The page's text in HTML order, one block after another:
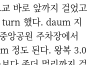
바로 앞까지 걸었고
turn 했다. daum 지
앙공원 주차장에서
정도 된다. 왕복 3.0